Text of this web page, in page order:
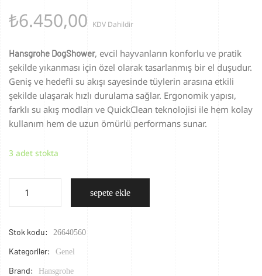
₺6.450,00 KDV Dahildir
Hansgrohe DogShower, evcil hayvanların konforlu ve pratik
şekilde yıkanması için özel olarak tasarlanmış bir el duşudur.
Geniş ve hedefli su akışı sayesinde tüylerin arasına etkili
şekilde ulaşarak hızlı durulama sağlar. Ergonomik yapısı,
farklı su akış modları ve QuickClean teknolojisi ile hem kolay
kullanım hem de uzun ömürlü performans sunar.
3 adet stokta
sepete ekle
Stok kodu: 26640560
Kategoriler: Genel
Brand: Hansgrohe